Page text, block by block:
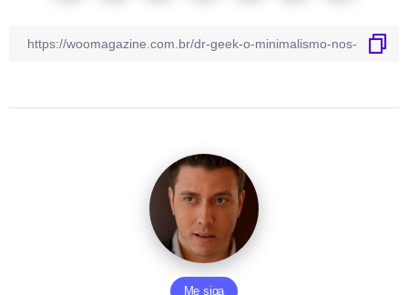
Me siga